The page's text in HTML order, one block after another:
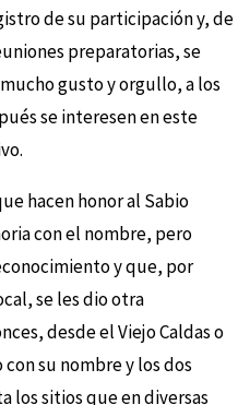
de su participación y, de
preparatorias, se
gusto y orgullo, a los
se interesen en este
hacen honor al Sabio
con el nombre, pero
y que, por
se les dio otra
desde el Viejo Caldas o
su nombre y los dos
los sitios que en diversas